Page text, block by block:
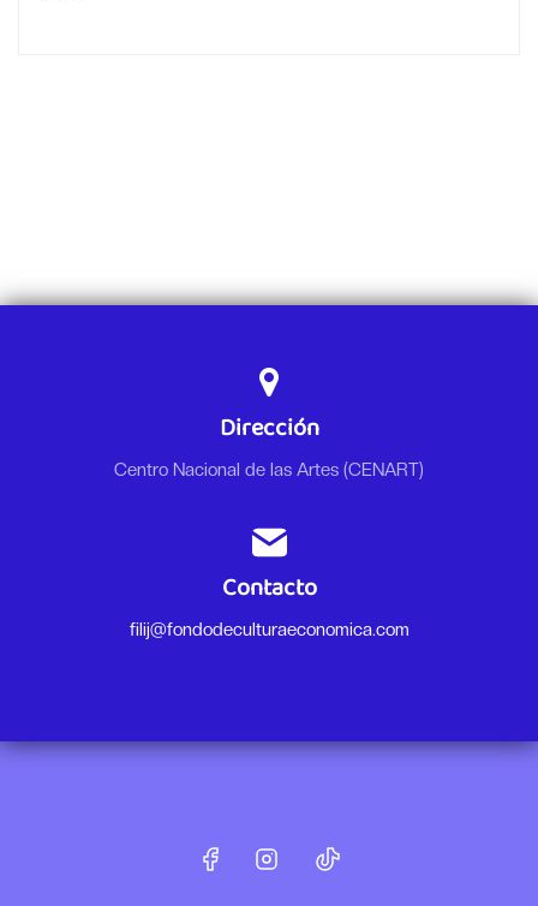
Dirección
Centro Nacional de las Artes (CENART)
Contacto
filij@fondodeculturaeconomica.com